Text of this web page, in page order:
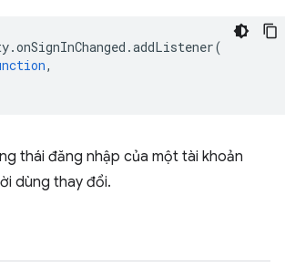
.onSignInChanged .addListener(
,
thái đăng nhập của một tài khoản
dùng thay đổi.